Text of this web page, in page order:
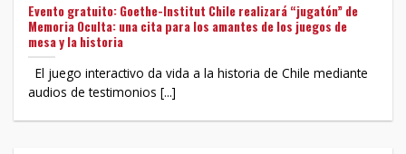
Evento gratuito: Goethe-Institut Chile realizará “jugatón” de
Memoria Oculta: una cita para los amantes de los juegos de
mesa y la historia
El juego interactivo da vida a la historia de Chile mediante
audios de testimonios [...]